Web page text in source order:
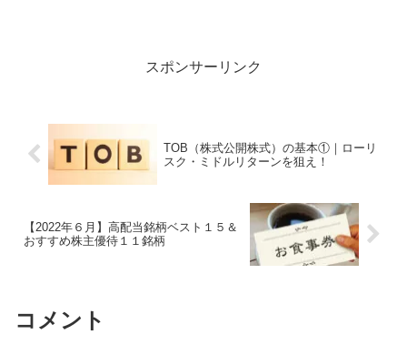
スポンサーリンク
TOB（株式公開株式）の基本①｜ローリ
スク・ミドルリターンを狙え！
【2022年６月】高配当銘柄ベスト１５＆
おすすめ株主優待１１銘柄
コメント